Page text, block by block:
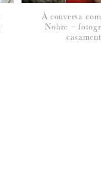
À conversa
Nobre –